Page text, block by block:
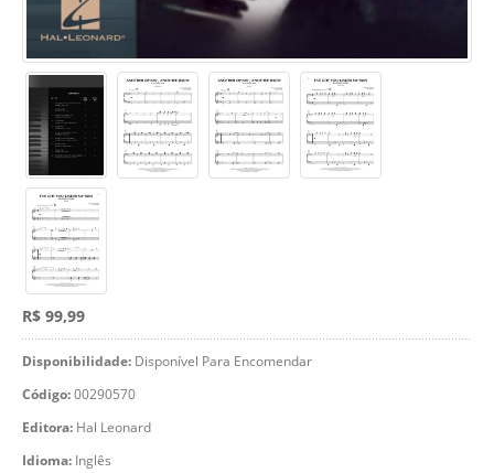
R$ 99,99
Disponibilidade: Disponível Para Encomendar
Código:00290570
Editora: Hal Leonard
Idioma: Inglês